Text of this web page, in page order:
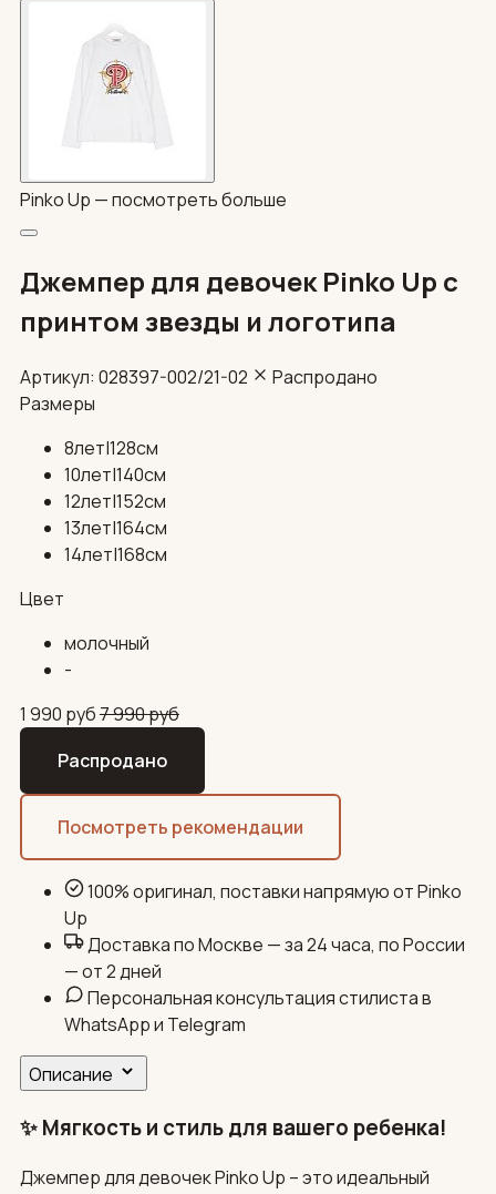
Pinko Up —посмотреть больше
Джемпер для девочек Pinko Up с
принтом звезды и логотипа
Артикул: 028397-002/21-02
Распродано
Размеры
8лет|128см
10лет|140см
12лет|152см
13лет|164см
14лет|168см
Цвет
молочный
-
1 990 руб7 990руб
Распродано
Посмотреть рекомендации
100% оригинал, поставки напрямую от Pinko
Up
Доставка по Москве — за 24 часа, по России
— от 2 дней
Персональная консультация стилиста в
WhatsApp и Telegram
Описание
✨ Мягкость и стиль для вашего ребенка!
Джемпер для девочек Pinko Up – это идеальный